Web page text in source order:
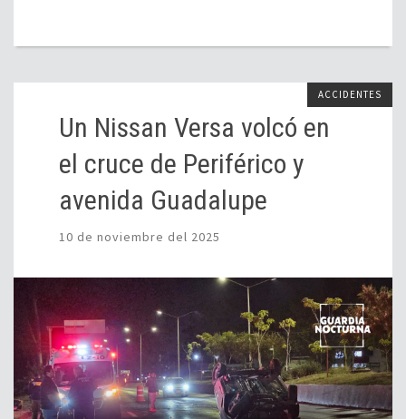
ACCIDENTES
Un Nissan Versa volcó en
el cruce de Periférico y
avenida Guadalupe
10 de noviembre del 2025